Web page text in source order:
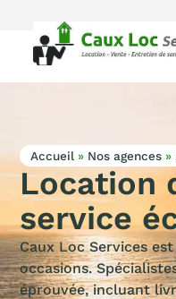
Accueil » Nos agences »
Location
service
Caux Loc Services
occasions.
éprouvée, incluant